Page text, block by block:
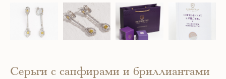
Серьги с сапфирами и бриллиантами